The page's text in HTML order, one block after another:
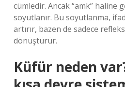
cümledir. Ancak “amk” haline
soyutlanır. Bu soyutlanma,
artırır, bazen de sadece
dönüştürür.
Küfür neden